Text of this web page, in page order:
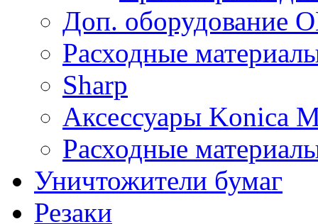
Доп. оборудование
Расходные
Sharp
Аксессуары Konica
Расходные
Уничтожители бумаг
Резаки